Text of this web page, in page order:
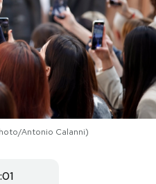
Antonio Calanni)